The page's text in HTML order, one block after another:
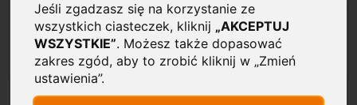
Jeśli zgadzasz się na korzystanie ze
wszystkich ciasteczek, kliknij „AKCEPTUJ
WSZYSTKIE”. Możesz także dopasować
zakres zgód, aby to zrobić kliknij w „Zmień
ustawienia”.